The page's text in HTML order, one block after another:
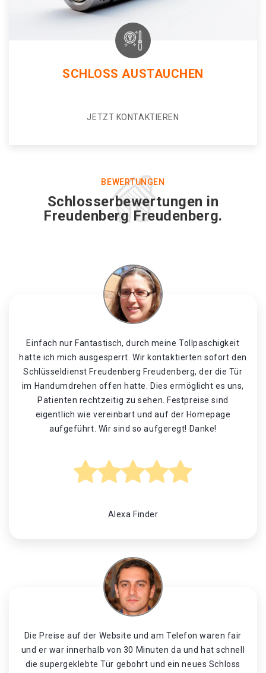
SCHLOSS AUSTAUCHEN
JETZT KONTAKTIEREN
BEWERTUNGEN
Schlosserbewertungen in
Freudenberg Freudenberg.
Einfach nur Fantastisch, durch meine Tollpaschigkeit
hatte ich mich ausgesperrt. Wir kontaktierten sofort den
Schlüsseldienst Freudenberg Freudenberg, der die Tür
im Handumdrehen offen hatte. Dies ermöglicht es uns,
Patienten rechtzeitig zu sehen. Festpreise sind
eigentlich wie vereinbart und auf der Homepage
aufgeführt. Wir sind so aufgeregt! Danke!
Alexa Finder
Die Preise auf der Website und am Telefon waren fair
und er war innerhalb von 30 Minuten da und hat schnell
die supergeklebte Tür gebohrt und ein neues Schloss